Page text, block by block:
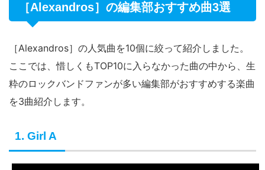
［Alexandros］の編集部おすすめ曲3選
［Alexandros］の人気曲を10個に絞って紹介しました。
ここでは、惜しくもTOP10に入らなかった曲の中から、生
粋のロックバンドファンが多い編集部がおすすめする楽曲
を3曲紹介します。
1. Girl A